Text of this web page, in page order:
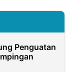
Penguatan